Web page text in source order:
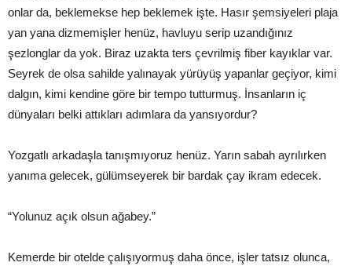
onlar da, beklemekse hep beklemek işte. Hasır şemsiyeleri plaja
yan yana dizmemişler henüz, havluyu serip uzandığınız
şezlonglar da yok. Biraz uzakta ters çevrilmiş fiber kayıklar var.
Seyrek de olsa sahilde yalınayak yürüyüş yapanlar geçiyor, kimi
dalgın, kimi kendine göre bir tempo tutturmuş. İnsanların iç
dünyaları belki attıkları adımlara da yansıyordur?
Yozgatlı arkadaşla tanışmıyoruz henüz. Yarın sabah ayrılırken
yanıma gelecek, gülümseyerek bir bardak çay ikram edecek.
“Yolunuz açık olsun ağabey.”
Kemerde bir otelde çalışıyormuş daha önce, işler tatsız olunca,